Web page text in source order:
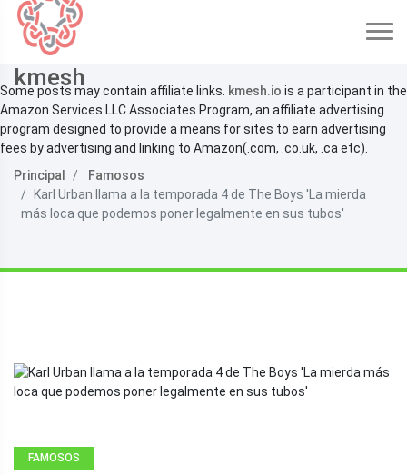
kmesh
Some posts may contain affiliate links. kmesh.io is a participant in the
Amazon Services LLC Associates Program, an affiliate advertising
program designed to provide a means for sites to earn advertising
fees by advertising and linking to Amazon(.com, .co.uk, .ca etc).
Principal
Famosos
Karl Urban llama a la temporada 4 de The Boys 'La mierda
más loca que podemos poner legalmente en sus tubos'
FAMOSOS